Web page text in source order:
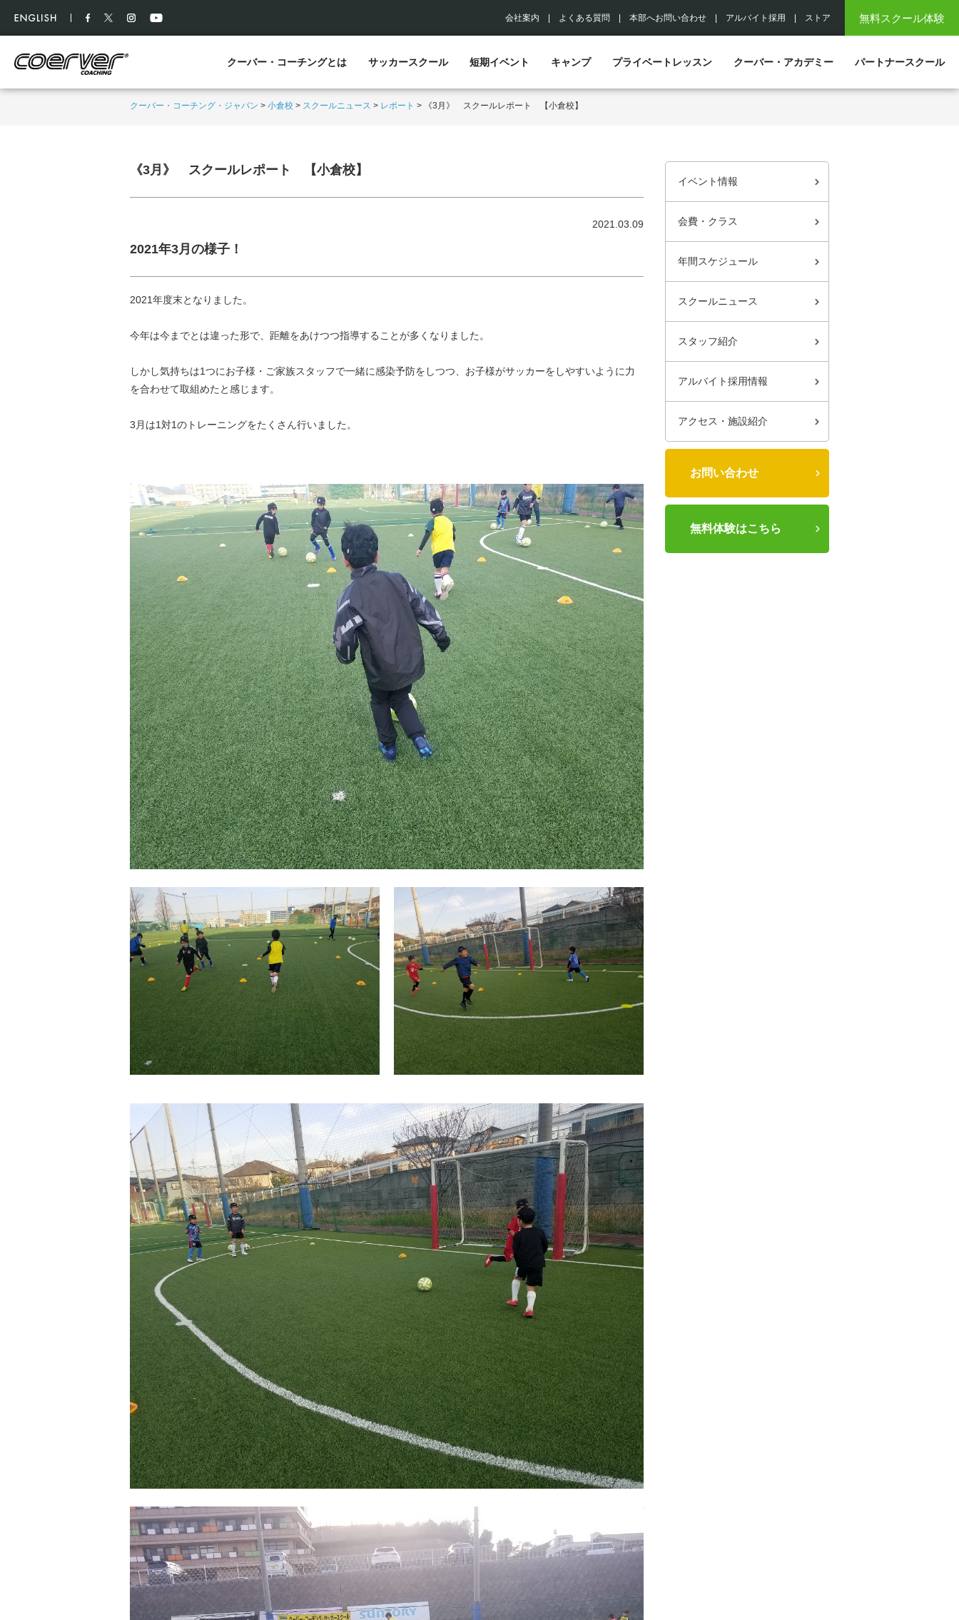
無料スクール体験
会社案内 よくある質問 本部へお問い合わせ アルバイト採用 ストア
クーバー・コーチングとは サッカースクール 短期イベント キャンプ プライベートレッスン クーバー・アカデミー パートナースクール
クーバー・コーチング・ジャパン > 小倉校 > スクールニュース > レポート > 《3月》 スクールレポート 【小倉校】
《3月》 スクールレポート 【小倉校】
2021.03.09
2021年3月の様子！
2021年度末となりました。
今年は今までとは違った形で、距離をあけつつ指導することが多くなりました。
しかし気持ちは1つにお子様・ご家族スタッフで一緒に感染予防をしつつ、お子様がサッカーをしやすいように力
を合わせて取組めたと感じます。
3月は1対1のトレーニングをたくさん行いました。
イベント情報
会費・クラス
年間スケジュール
スクールニュース
スタッフ紹介
アルバイト採用情報
アクセス・施設紹介
お問い合わせ
無料体験はこちら